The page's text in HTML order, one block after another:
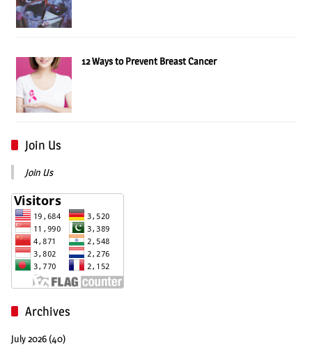
12 Ways to Prevent Breast Cancer
Join Us
Join Us
Archives
July 2026 (40)